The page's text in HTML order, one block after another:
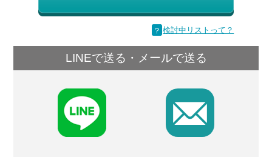
？ 検討中リストって？
LINEで送る・メールで送る
F